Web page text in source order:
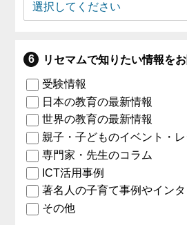
リセマムで知りたい情報を
受験情報
日本の教育の最新情報
世界の教育の最新情報
親子・子どものイベント・
専門家・先生のコラム
ICT活用事例
著名人の子育て事例やイン
その他